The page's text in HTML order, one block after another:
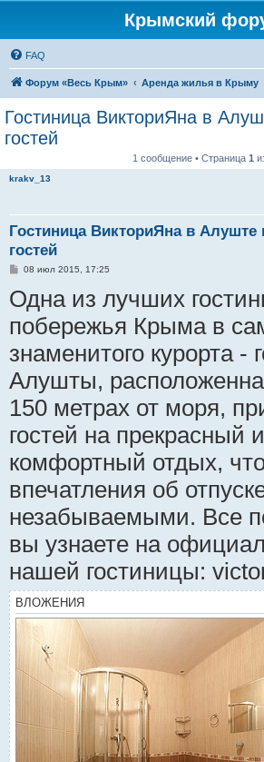
Крымский
FAQ
Форум «Весь Крым» Аренда жилья в Крыму
Гостиница ВикториЯна в
гостей
1 сообщение • Страница 1
krakv_13
Гостиница ВикториЯна в Алуште
гостей
С
о
б
щ
е
н
е
08 июл 2015, 17:25
Одна из лучших
побережья Крыма в
знаменитого курорта -
Алушты,
150 метрах от моря,
гостей на прекрасный и
комфортный отдых,
впечатления об
незабываемыми. Все
вы узнаете на
нашей гостиницы:
ВЛОЖЕНИЯ